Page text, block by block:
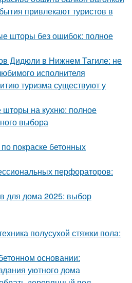
привлекают туристов в
шторы без ошибок: полное
Дидюли в Нижнем Тагиле: не
исполнителя
туризма существуют у
на кухню: полное
выбора
покраске бетонных
перфораторов:
для дома 2025: выбор
полусухой стяжки пола:
основании:
уютного дома